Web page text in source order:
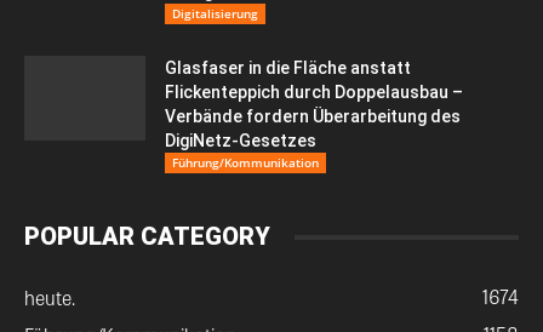
Digitalisierung
Glasfaser in die Fläche anstatt
Flickenteppich durch Doppelausbau –
Verbände fordern Überarbeitung des
DigiNetz-Gesetzes
Führung/Kommunikation
POPULAR CATEGORY
heute.
1674